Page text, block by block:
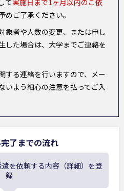
めご了承ください。
象者や人数の変更、または申し
した場合は、大学までご連絡を
する連絡を行いますので、メー
いよう細心の注意を払ってご入
了までの流れ
を依頼する内容（詳細）を登
録